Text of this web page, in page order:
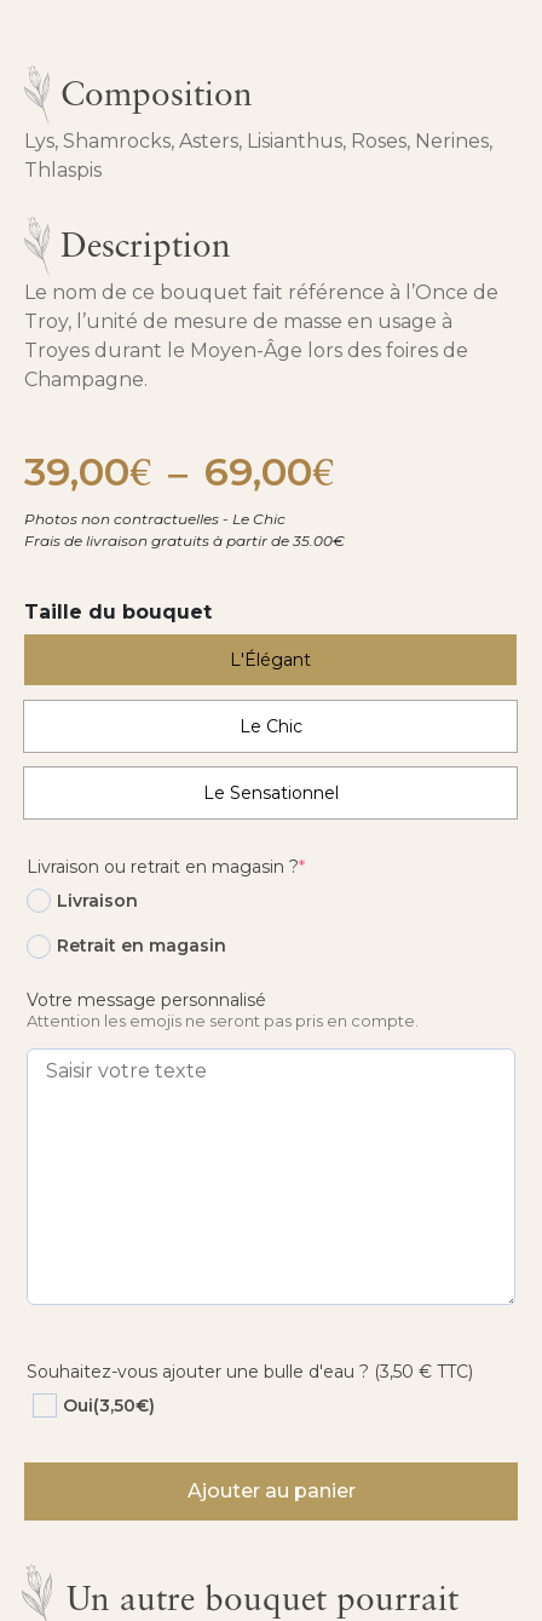
Composition
Lys, Shamrocks, Asters, Lisianthus, Roses, Nerines,
Thlaspis
Description
Le nom de ce bouquet fait référence à l’Once de
Troy, l’unité de mesure de masse en usage à
Troyes durant le Moyen-Âge lors des foires de
Champagne.
39,00€ – 69,00€de
39,00€
à
Photos non contractuelles - Le Chic
Frais de livraison gratuits à partir de 35.00€
Taille du bouquet
L'Élégant
Le Chic
Le Sensationnel
Livraison ou retrait en magasin ?*(required)
Livraison
Retrait en magasin
Votre message personnalisé
Attention les emojis ne seront pas pris en compte.
Souhaitez-vous ajouter une bulle d'eau ? (3,50 € TTC)
Oui(3,50€)
quantité
Une
d’amour
Ajouter au panier
Un autre bouquet pourrait